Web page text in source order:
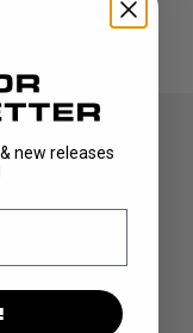
till en
new releases